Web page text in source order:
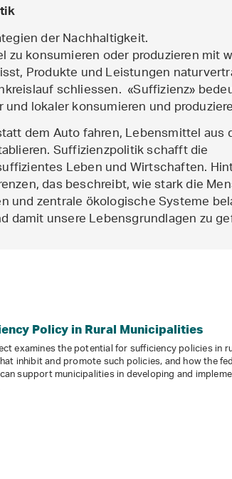
der Nachhaltigkeit.
zu konsumieren oder produzieren mit
Produkte und Leistungen
schliessen. «Suffizienz»
lokaler konsumieren und
dem Auto fahren, Lebensmittel aus
Suffizienzpolitik schafft die
Leben und Wirtschaften.
das beschreibt, wie stark die
und zentrale ökologische Systeme
damit unsere Lebensgrundlagen zu
Policy in Rural Municipalities
examines the potential for sufficiency policies in
inhibit and promote such policies, and how the
support municipalities in developing and